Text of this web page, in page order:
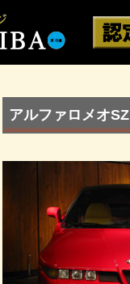
アルファロメオ